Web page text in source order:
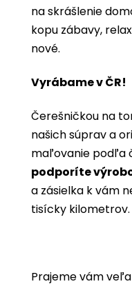
na skrášlenie
kopu zábavy,
nové.
Vyrábame v ČR!
Čerešničkou na
našich súprav a
maľovanie podľa
podporíte
a zásielka k vám
tisícky kilometrov.
Prajeme vám